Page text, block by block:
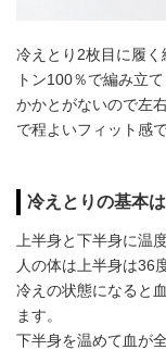
冷えとり2枚目に履
トン100％で編み立て
かかとがないので左
で程よいフィット感で
冷えとりの基本
上半身と下半身に温
人の体は上半身は36
冷えの状態になると
ます。
下半身を温めて血が